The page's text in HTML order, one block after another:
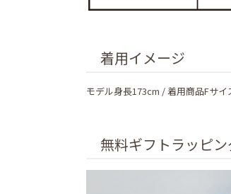
着用イメージ
モデル身長173cm / 着用商品Fサイ
無料ギフトラッピン